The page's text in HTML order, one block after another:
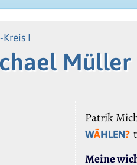
I
Müller
Patrik
WÄHLEN?
Meine